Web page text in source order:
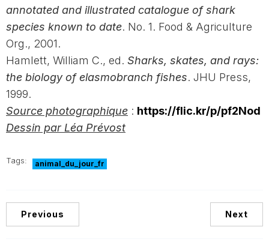
annotated and illustrated catalogue of shark
species known to date. No. 1. Food & Agriculture
Org., 2001.
Hamlett, William C., ed. Sharks, skates, and rays:
the biology of elasmobranch fishes. JHU Press,
1999.
Source photographique : https://flic.kr/p/pf2Nod
Dessin par Léa Prévost
Tags: animal_du_jour_fr
Previous Next